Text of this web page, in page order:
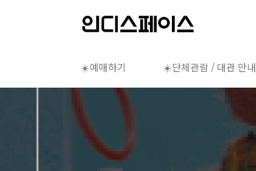
☀️예매하기 ☀️단체관람 / 대관 안내